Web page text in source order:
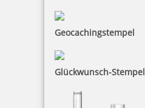
Geocachingstempel
Glückwunsch-Stempel